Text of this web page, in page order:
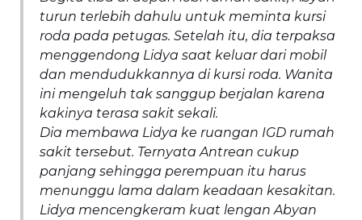
turun terlebih dahulu untuk meminta kursi
roda pada petugas. Setelah itu, dia terpaksa
menggendong Lidya saat keluar dari mobil
dan mendudukkannya di kursi roda. Wanita
ini mengeluh tak sanggup berjalan karena
kakinya terasa sakit sekali.
Dia membawa Lidya ke ruangan IGD rumah
sakit tersebut. Ternyata Antrean cukup
panjang sehingga perempuan itu harus
menunggu lama dalam keadaan kesakitan.
Lidya mencengkeram kuat lengan Abyan